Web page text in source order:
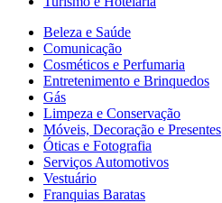
Beleza e Saúde
Comunicação
Cosméticos e Perfumaria
Entretenimento e Brinquedos
Gás
Limpeza e Conservação
Móveis, Decoração e Presentes
Óticas e Fotografia
Serviços Automotivos
Vestuário
Franquias Baratas